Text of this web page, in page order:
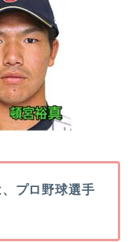
プロ野球選手